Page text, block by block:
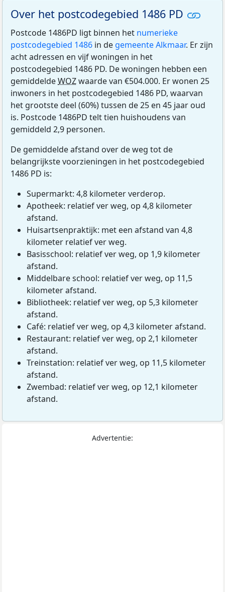
Over het postcodegebied 1486 PD
Postcode 1486PD ligt binnen het numerieke
postcodegebied 1486 in de gemeente Alkmaar. Er zijn
acht adressen en vijf woningen in het
postcodegebied 1486 PD. De woningen hebben een
gemiddeldeWOZwaarde van €504.000. Er wonen 25
inwoners in het postcodegebied 1486 PD, waarvan
het grootste deel (60%) tussen de 25 en 45 jaar oud
is. Postcode 1486PD telt tien huishoudens van
gemiddeld 2,9 personen.
De gemiddelde afstand over de weg tot de
belangrijkste voorzieningen in het postcodegebied
1486 PD is:
Supermarkt: 4,8 kilometer verderop.
Apotheek: relatief ver weg, op 4,8 kilometer
afstand.
Huisartsenpraktijk: met een afstand van 4,8
kilometer relatief ver weg.
Basisschool: relatief ver weg, op 1,9 kilometer
afstand.
Middelbare school: relatief ver weg, op 11,5
kilometer afstand.
Bibliotheek: relatief ver weg, op 5,3 kilometer
afstand.
Café: relatief ver weg, op 4,3 kilometer afstand.
Restaurant: relatief ver weg, op 2,1 kilometer
afstand.
Treinstation: relatief ver weg, op 11,5 kilometer
afstand.
Zwembad: relatief ver weg, op 12,1 kilometer
afstand.
Advertentie: